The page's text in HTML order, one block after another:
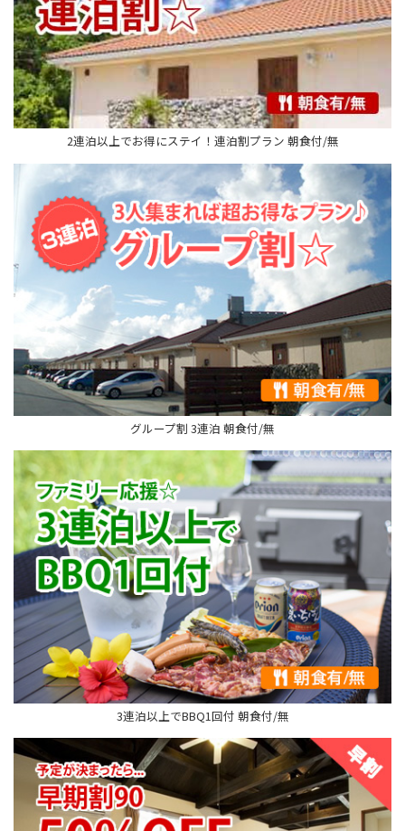
2連泊以上でお得にステイ！連泊割プラン 朝食付/無
グループ割 3連泊 朝食付/無
3連泊以上でBBQ1回付 朝食付/無